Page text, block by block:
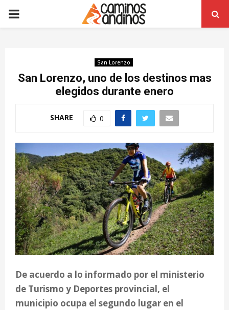
PRIMARY
San Lorenzo
San Lorenzo, uno de los destinos mas
elegidos durante enero
SHARE 0
De acuerdo a lo informado por el ministerio
de Turismo y Deportes provincial, el
municipio ocupa el segundo lugar en el